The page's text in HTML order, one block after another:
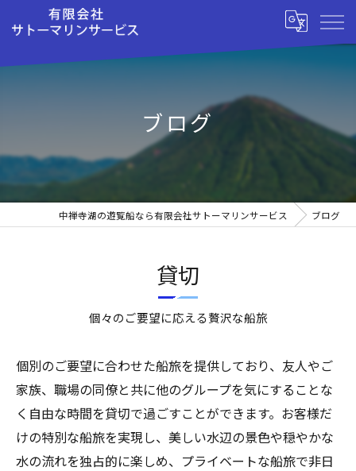
ブログ
中禅寺湖の遊覧船なら有限会社サトーマリンサービス ブログ
貸切
個々のご要望に応える贅沢な船旅
個別のご要望に合わせた船旅を提供しており、友人やご
家族、職場の同僚と共に他のグループを気にすることな
く自由な時間を貸切で過ごすことができます。お客様だ
けの特別な船旅を実現し、美しい水辺の景色や穏やかな
水の流れを独占的に楽しめ、プライベートな船旅で非日